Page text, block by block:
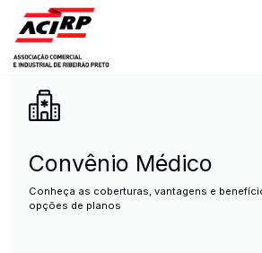
Pular para o conteúdo principal
ACIRP - Associação
Convênio Médico
Conheça as coberturas, vantagens e
opções de planos